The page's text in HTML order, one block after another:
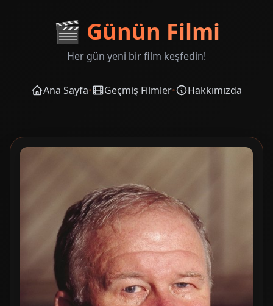
🎬 Günün Filmi
Her gün yeni bir film keşfedin!
Ana Sayfa• Geçmiş Filmler• Hakkımızda